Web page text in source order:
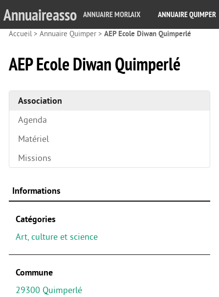
Annuaireasso ANNUAIRE MORLAIX ANNUAIRE QUIMPER
Accueil> Annuaire Quimper > AEP Ecole Diwan Quimperlé
AEP Ecole Diwan Quimperlé
Association
Agenda
Matériel
Missions
Informations
Catégories
Art, culture et science
Commune
29300 Quimperlé